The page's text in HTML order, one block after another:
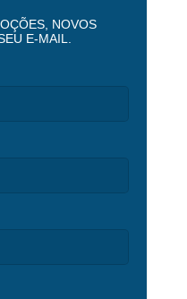
NOVOS
E-MAIL.